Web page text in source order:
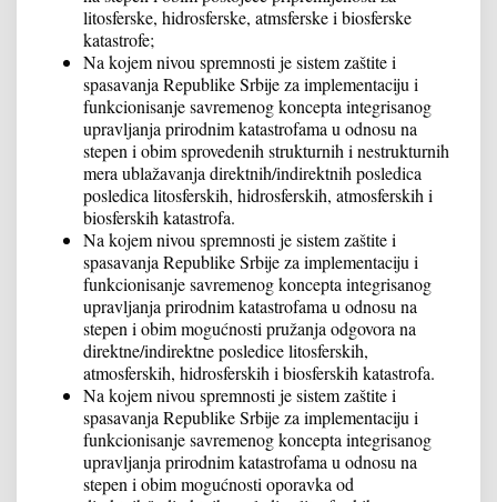
litosferske, hidrosferske, atmsferske i biosferske
katastrofe;
Na kojem nivou spremnosti je sistem zaštite i
spasavanja Republike Srbije za implementaciju i
funkcionisanje savremenog koncepta integrisanog
upravljanja prirodnim katastrofama u odnosu na
stepen i obim sprovedenih strukturnih i nestrukturnih
mera ublažavanja direktnih/indirektnih posledica
posledica litosferskih, hidrosferskih, atmosferskih i
biosferskih katastrofa.
Na kojem nivou spremnosti je sistem zaštite i
spasavanja Republike Srbije za implementaciju i
funkcionisanje savremenog koncepta integrisanog
upravljanja prirodnim katastrofama u odnosu na
stepen i obim mogućnosti pružanja odgovora na
direktne/indirektne posledice litosferskih,
atmosferskih, hidrosferskih i biosferskih katastrofa.
Na kojem nivou spremnosti je sistem zaštite i
spasavanja Republike Srbije za implementaciju i
funkcionisanje savremenog koncepta integrisanog
upravljanja prirodnim katastrofama u odnosu na
stepen i obim mogućnosti oporavka od